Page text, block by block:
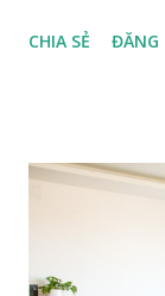
nhận cái kết 'đời
gì là điều không
thông tin cung
hình thái của
Bromeliad) còn
CHIA SẺ ĐĂNG